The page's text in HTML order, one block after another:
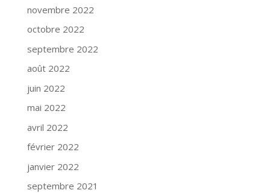
novembre 2022
octobre 2022
septembre 2022
août 2022
juin 2022
mai 2022
avril 2022
février 2022
janvier 2022
septembre 2021